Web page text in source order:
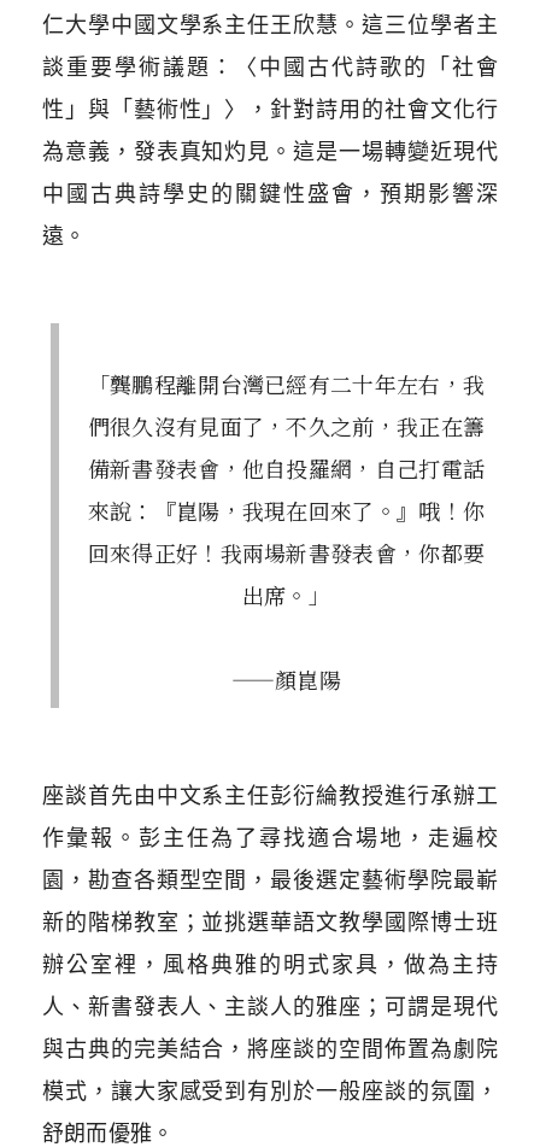
仁大學中國文學系主任王欣慧。這三位學者主
談重要學術議題：〈中國古代詩歌的「社會
性」與「藝術性」〉，針對詩用的社會文化行
為意義，發表真知灼見。這是一場轉變近現代
中國古典詩學史的關鍵性盛會，預期影響深
遠。
「龔鵬程離開台灣已經有二十年左右，我
們很久沒有見面了，不久之前，我正在籌
備新書發表會，他自投羅網，自己打電話
來說：『崑陽，我現在回來了。』哦！你
回來得正好！我兩場新書發表會，你都要
出席。」
——顏崑陽
座談首先由中文系主任彭衍綸教授進行承辦工
作彙報。彭主任為了尋找適合場地，走遍校
園，勘查各類型空間，最後選定藝術學院最嶄
新的階梯教室；並挑選華語文教學國際博士班
辦公室裡，風格典雅的明式家具，做為主持
人、新書發表人、主談人的雅座；可謂是現代
與古典的完美結合，將座談的空間佈置為劇院
模式，讓大家感受到有別於一般座談的氛圍，
舒朗而優雅。